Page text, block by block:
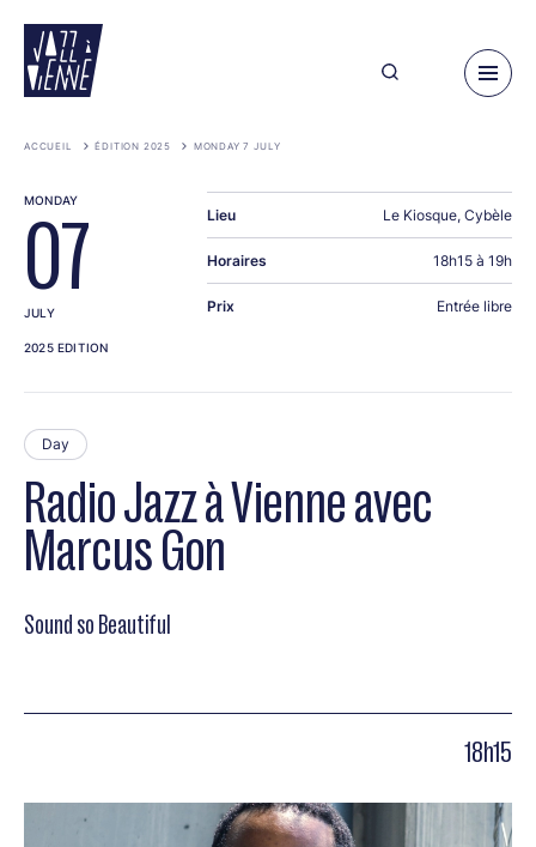
main
content
ACCUEIL ÉDITION 2025 MONDAY 7 JULY
Radio Jazz à Vienne avec
Marcus Gon
Day
Sound so Beautiful
18h15
MONDAY
07
JULY
2025 EDITION
Lieu Le Kiosque, Cybèle
Horaires 18h15 à 19h
Prix Entrée libre